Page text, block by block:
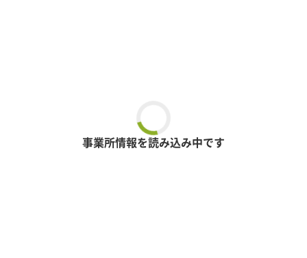
事業所情報を読み込み中です